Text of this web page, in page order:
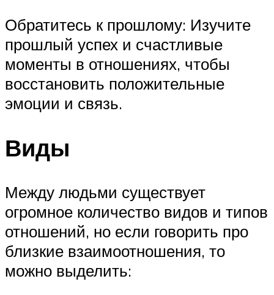
Обратитесь к прошлому: Изучите
прошлый успех и счастливые
моменты в отношениях, чтобы
восстановить положительные
эмоции и связь.
Виды
Между людьми существует
огромное количество видов и типов
отношений, но если говорить про
близкие взаимоотношения, то
можно выделить: